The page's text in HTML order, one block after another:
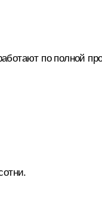
по полной